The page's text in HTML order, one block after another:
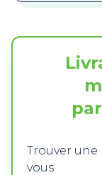
Trouver
vous